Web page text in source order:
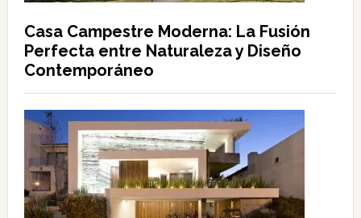
Casa Campestre Moderna: La Fusión
Perfecta entre Naturaleza y Diseño
Contemporáneo